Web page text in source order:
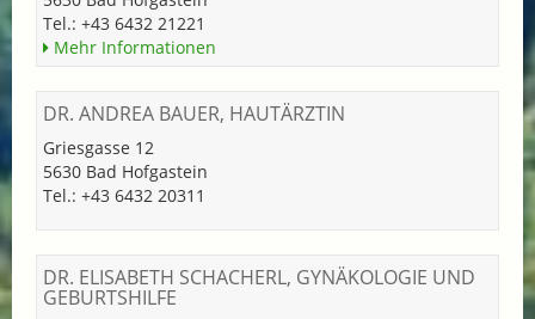
Tel.: +43 6432 21221
Mehr Informationen
DR. ANDREA BAUER, HAUTÄRZTIN
Griesgasse 12
5630 Bad Hofgastein
Tel.: +43 6432 20311
DR. ELISABETH SCHACHERL, GYNÄKOLOGIE UND
GEBURTSHILFE